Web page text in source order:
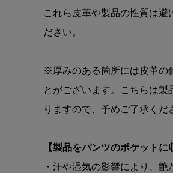
これら皮革や製品の性質は避
ださい。
※厚みのある箇所には皮革の
とがございます。こちらは
りますので、予めご了承くだ
【製品をパンツのポケットに
・汗や湿気の影響により、